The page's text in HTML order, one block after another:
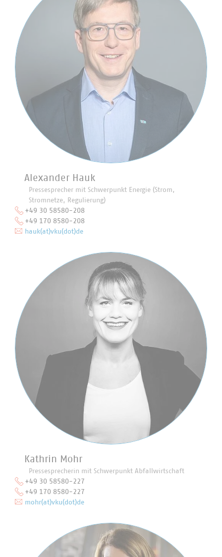
Alexander Hauk
Pressesprecher mit Schwerpunkt Energie (Strom,
Stromnetze, Regulierung)
+49 30 58580-208
+49 170 8580-208
hauk(at)vku(dot)de
Kathrin Mohr
Pressesprecherin mit Schwerpunkt Abfallwirtschaft
+49 30 58580-227
+49 170 8580-227
mohr(at)vku(dot)de